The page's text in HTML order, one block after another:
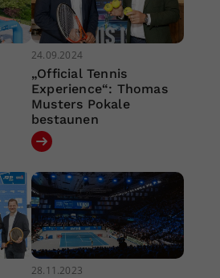
24.09.2024
„Official Tennis
Experience“: Thomas
Musters Pokale
bestaunen
28.11.2023